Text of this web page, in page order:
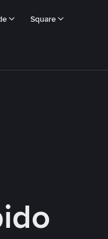
Square